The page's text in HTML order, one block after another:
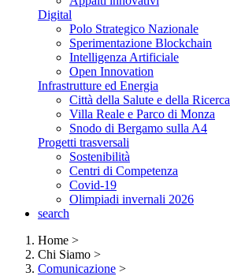
Digital
Polo Strategico Nazionale
Sperimentazione Blockchain
Intelligenza Artificiale
Open Innovation
Infrastrutture ed Energia
Città della Salute e della Ricerca
Villa Reale e Parco di Monza
Snodo di Bergamo sulla A4
Progetti trasversali
Sostenibilità
Centri di Competenza
Covid-19
Olimpiadi invernali 2026
search
Home >
Chi Siamo >
Comunicazione >